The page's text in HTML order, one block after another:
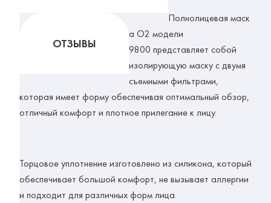
ОТЗЫВЫ
Полнолицевая маск
а О2 модели
9800 представляет собой
изолирующую маску с двумя
съемными фильтрами,
которая имеет форму обеспечивая оптимальный обзор,
отличный комфорт и плотное прилегание к лицу.
Торцовое уплотнение изготовлено из силикона, который
обеспечивает большой комфорт, не вызывает аллергии
и подходит для различных форм лица.